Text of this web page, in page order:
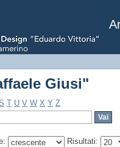
Giusi"
Giusi"
T U V W X Y Z
Risultati: